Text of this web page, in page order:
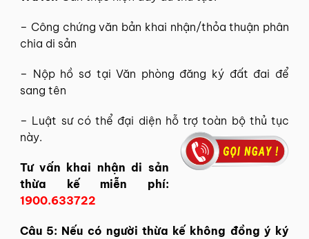
– Công chứng văn bản khai nhận/thỏa thuận phân
chia di sản
– Nộp hồ sơ tại Văn phòng đăng ký đất đai để
sang tên
– Luật sư có thể đại diện hỗ trợ toàn bộ thủ tục
này.
Tư vấn khai nhận di sản
thừa kế miễn phí:
1900.633722
Câu 5: Nếu có người thừa kế không đồng ý ký